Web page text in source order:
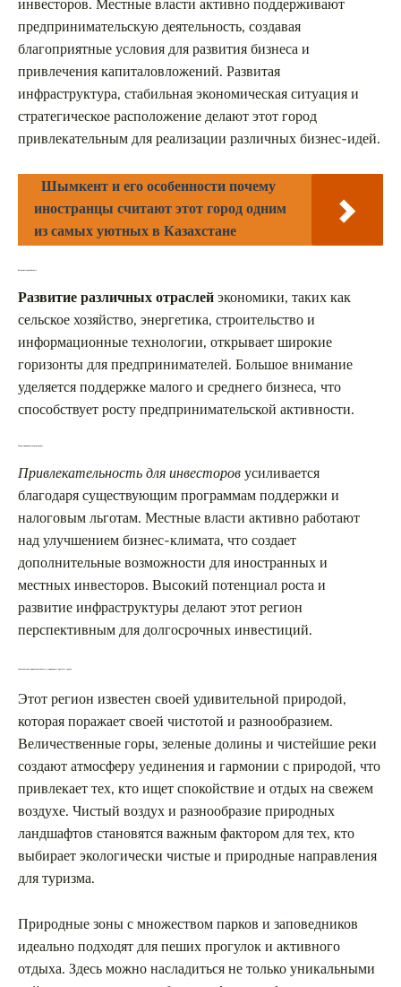
инвесторов. Местные власти активно поддерживают
предпринимательскую деятельность, создавая
благоприятные условия для развития бизнеса и
привлечения капиталовложений. Развитая
инфраструктура, стабильная экономическая ситуация и
стратегическое расположение делают этот город
привлекательным для реализации различных бизнес-идей.
Шымкент и его особенности почему
иностранцы считают этот город одним
из самых уютных в Казахстане
Возможности для бизнеса
Развитие различных отраслейэкономики, таких как
сельское хозяйство, энергетика, строительство и
информационные технологии, открывает широкие
горизонты для предпринимателей. Большое внимание
уделяется поддержке малого и среднего бизнеса, что
способствует росту предпринимательской активности.
Инвестиционные перспективы
Привлекательность для инвесторовусиливается
благодаря существующим программам поддержки и
налоговым льготам. Местные власти активно работают
над улучшением бизнес-климата, что создает
дополнительные возможности для иностранных и
местных инвесторов. Высокий потенциал роста и
развитие инфраструктуры делают этот регион
перспективным для долгосрочных инвестиций.
Экологическая привлекательность и природные красоты города
Этот регион известен своей удивительной природой,
которая поражает своей чистотой и разнообразием.
Величественные горы, зеленые долины и чистейшие реки
создают атмосферу уединения и гармонии с природой, что
привлекает тех, кто ищет спокойствие и отдых на свежем
воздухе. Чистый воздух и разнообразие природных
ландшафтов становятся важным фактором для тех, кто
выбирает экологически чистые и природные направления
для туризма.
Природные зоны с множеством парков и заповедников
идеально подходят для пеших прогулок и активного
отдыха. Здесь можно насладиться не только уникальными